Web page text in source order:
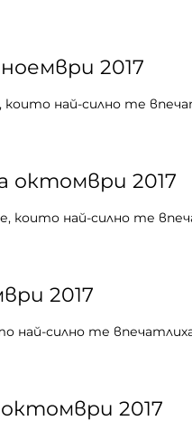
2017
най-силно те
октомври 2017
които най-силно те
2017
най-силно те
2017